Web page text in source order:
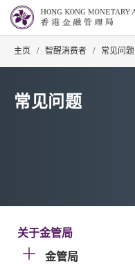
主页 / 智醒消费者 / 常见问题
常见问题
关于金管局
金管局